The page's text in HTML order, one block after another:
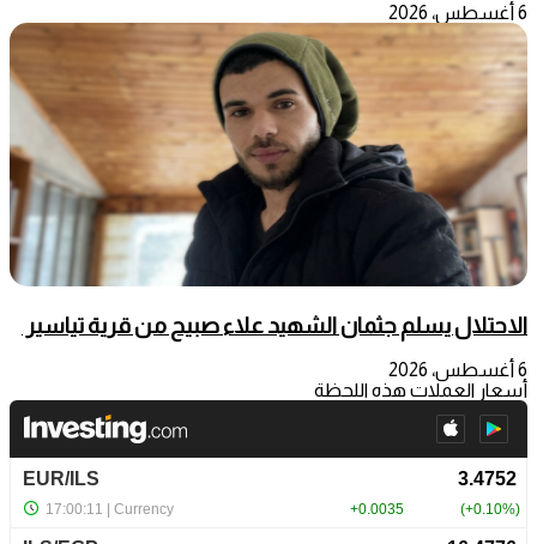
6 أغسطس، 2026
الاحتلال يسلم جثمان الشهيد علاء صبيح من قرية تياسير
6 أغسطس، 2026
أسعار العملات هذه اللحظة